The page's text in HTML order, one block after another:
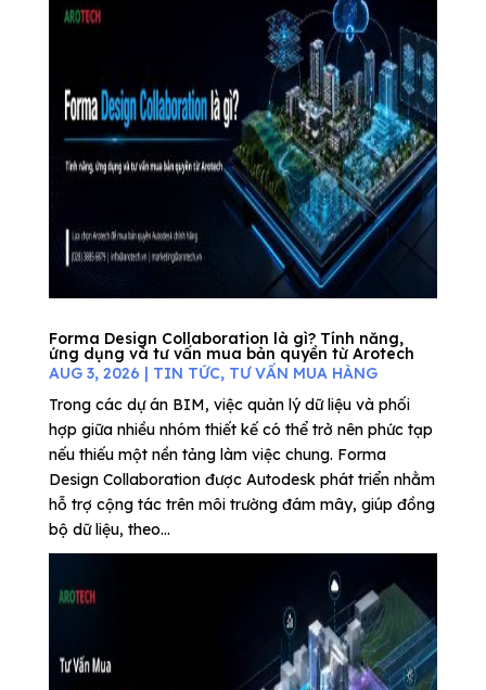
Forma Design Collaboration là gì? Tính năng,
ứng dụng và tư vấn mua bản quyền từ Arotech
AUG 3, 2026 | TIN TỨC, TƯ VẤN MUA HÀNG
Trong các dự án BIM, việc quản lý dữ liệu và phối
hợp giữa nhiều nhóm thiết kế có thể trở nên phức tạp
nếu thiếu một nền tảng làm việc chung. Forma
Design Collaboration được Autodesk phát triển nhằm
hỗ trợ cộng tác trên môi trường đám mây, giúp đồng
bộ dữ liệu, theo...